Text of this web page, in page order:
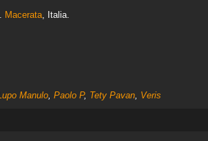
Macerata, Italia.
Manulo, Paolo P, Tety Pavan, Veris